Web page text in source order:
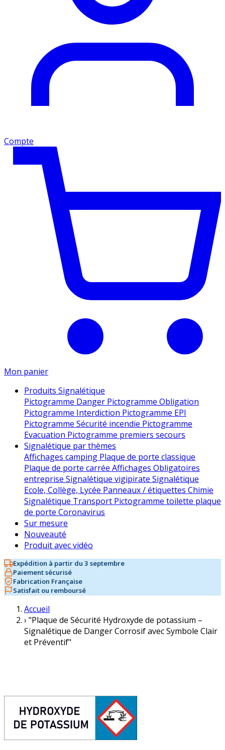
Compte
Mon panier
Produits Signalétique
Pictogramme Danger Pictogramme Obligation
Pictogramme Interdiction Pictogramme EPI
Pictogramme Sécurité incendie Pictogramme
Evacuation Pictogramme premiers secours
Signalétique par thèmes
Affichages camping Plaque de porte classique
Plaque de porte carrée Affichages Obligatoires
entreprise Signalétique vigipirate Signalétique
Ecole, Collège, Lycée Panneaux / étiquettes Chimie
Signalétique Transport Pictogramme toilette plaque
de porte Coronavirus
Sur mesure
Nouveauté
Produit avec vidéo
Expédition à partir du 3 septembre
Paiement sécurisé
Fabrication Française
Satisfait ou remboursé
Accueil
› "Plaque de Sécurité Hydroxyde de potassium –
Signalétique de Danger Corrosif avec Symbole Clair
et Préventif"